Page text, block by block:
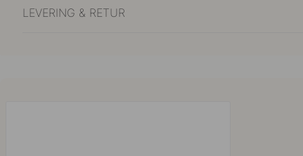
LEVERING & RETUR